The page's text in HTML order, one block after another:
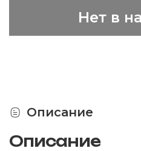
Нет в
Описание
Описание